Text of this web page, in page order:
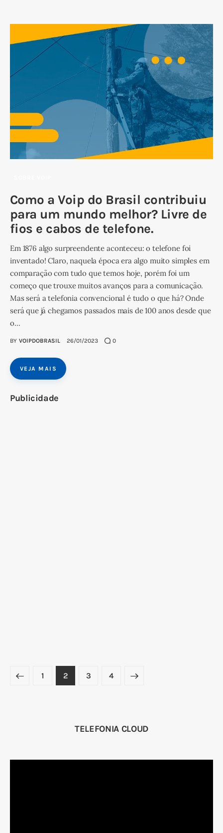
Como a Voip do Brasil contribuiu
para um mundo melhor? Livre de
fios e cabos de telefone.
Em 1876 algo surpreendente aconteceu: o telefone foi
inventado! Claro, naquela época era algo muito simples em
comparação com tudo que temos hoje, porém foi um
começo que trouxe muitos avanços para a comunicação.
Mas será a telefonia convencional é tudo o que há? Onde
será que já chegamos passados mais de 100 anos desde que
o…
BY VOIPDOBRASIL 26/01/2023 0
VEJA MAIS
Publicidade
1 2 3 4
>
TELEFONIA CLOUD